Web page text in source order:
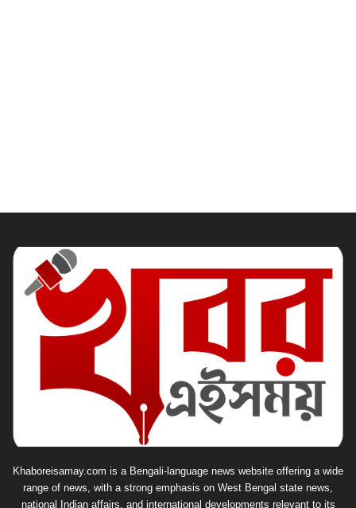
Khaboreisamay.com is a Bengali-language news website offering a wide
range of news, with a strong emphasis on West Bengal state news,
national Indian affairs, and international developments relevant to its